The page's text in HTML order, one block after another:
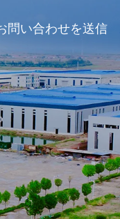
問い合わせを送信